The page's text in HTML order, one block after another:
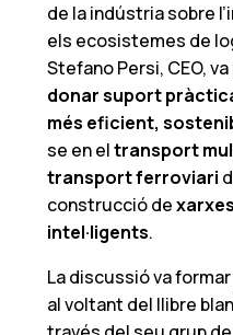
de la indústria sobre
els ecosistemes de
Stefano Persi, CEO,
donar suport
més eficient,
se en eltransport
transport ferroviari
construcció de
intel·ligents.
La discussió va
al voltant del llibre